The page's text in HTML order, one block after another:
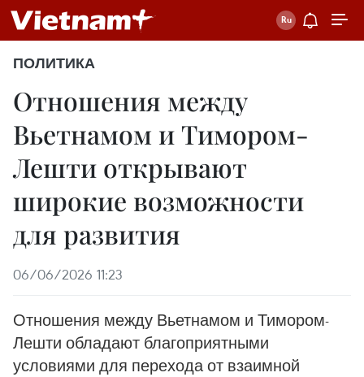
ПОЛИТИКА
Отношения между
Вьетнамом и Тимором-
Лешти открывают
широкие возможности
для развития
06/06/2026 11:23
Отношения между Вьетнамом и Тимором-
Лешти обладают благоприятными
условиями для перехода от взаимной